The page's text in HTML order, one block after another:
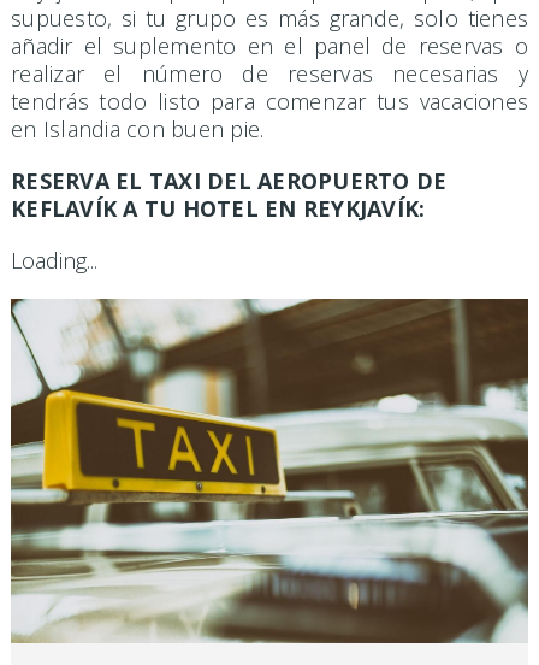
supuesto, si tu grupo es más grande, solo tienes
añadir el suplemento en el panel de reservas o
realizar el número de reservas necesarias y
tendrás todo listo para comenzar tus vacaciones
en Islandia con buen pie.
RESERVA EL TAXI DEL AEROPUERTO DE
KEFLAVÍK A TU HOTEL EN REYKJAVÍK:
Loading...